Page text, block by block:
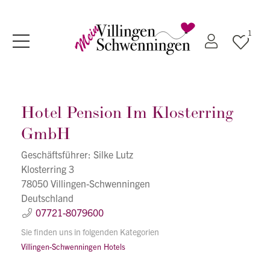
1
Hotel Pension Im Klosterring
GmbH
Geschäftsführer: Silke Lutz
Klosterring 3
78050 Villingen-Schwenningen
Deutschland
07721-8079600
Sie finden uns in folgenden Kategorien
Villingen-Schwenningen Hotels